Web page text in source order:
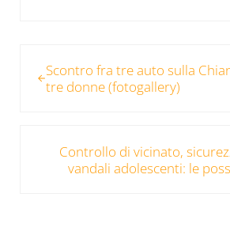
Scontro fra tre auto sulla
tre donne (fotogallery)
Controllo di vicinato,
vandali adolescenti: le